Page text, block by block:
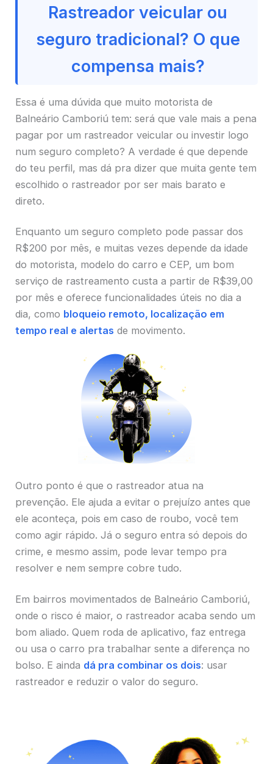
Rastreador veicular ou
seguro tradicional? O que
compensa mais?
Essa é uma dúvida que muito motorista de
Balneário Camboriú tem: será que vale mais a pena
pagar por um rastreador veicular ou investir logo
num seguro completo? A verdade é que depende
do teu perfil, mas dá pra dizer que muita gente tem
escolhido o rastreador por ser mais barato e
direto.
Enquanto um seguro completo pode passar dos
R$200 por mês, e muitas vezes depende da idade
do motorista, modelo do carro e CEP, um bom
serviço de rastreamento custa a partir de R$39,00
por mês e oferece funcionalidades úteis no dia a
dia, como bloqueio remoto, localização em
tempo real e alertas de movimento.
Outro ponto é que o rastreador atua na
prevenção. Ele ajuda a evitar o prejuízo antes que
ele aconteça, pois em caso de roubo, você tem
como agir rápido. Já o seguro entra só depois do
crime, e mesmo assim, pode levar tempo pra
resolver e nem sempre cobre tudo.
Em bairros movimentados de Balneário Camboriú,
onde o risco é maior, o rastreador acaba sendo um
bom aliado. Quem roda de aplicativo, faz entrega
ou usa o carro pra trabalhar sente a diferença no
bolso. E ainda dá pra combinar os dois: usar
rastreador e reduzir o valor do seguro.